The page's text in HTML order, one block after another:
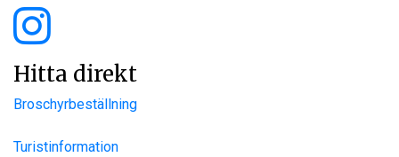
Hitta direkt
Broschyrbeställning
Turistinformation